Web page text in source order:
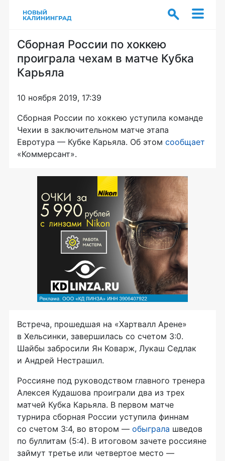
Сборная России по хоккею
проиграла чехам в матче Кубка
Карьяла
10 ноября 2019, 17:39
Сборная России по хоккею уступила команде
Чехии в заключительном матче этапа
Евротура — Кубке Карьяла. Об этом сообщает
«Коммерсант».
Встреча, прошедшая на «Хартвалл Арене»
в Хельсинки, завершилась со счетом 3:0.
Шайбы забросили Ян Коварж, Лукаш Седлак
и Андрей Нестрашил.
Россияне под руководством главного тренера
Алексея Кудашова проиграли два из трех
матчей Кубка Карьяла. В первом матче
турнира сборная России уступила финнам
со счетом 3:4, во втором — обыграла шведов
по буллитам (5:4). В итоговом зачете россияне
займут третье или четвертое место —